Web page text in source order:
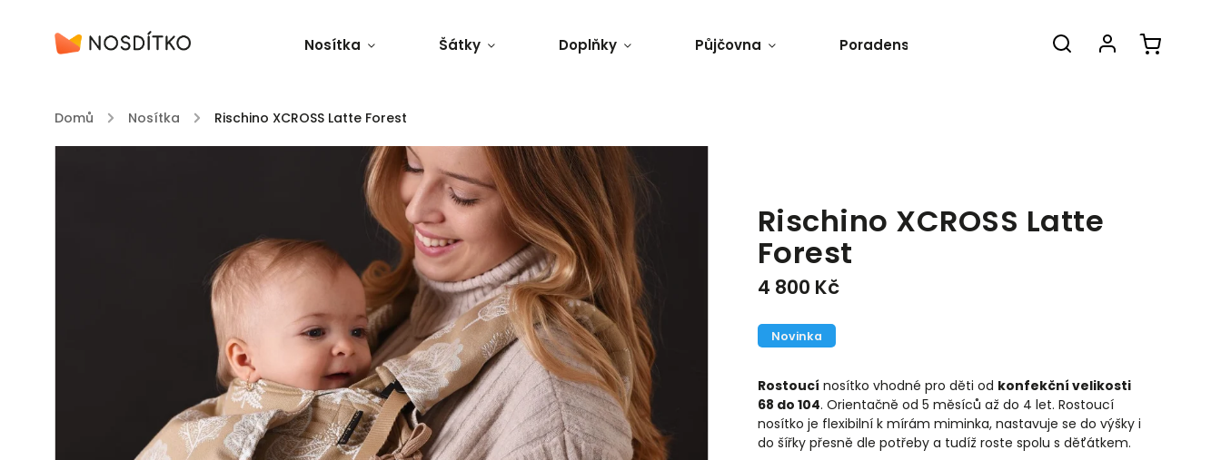
Nosítka Šátky Doplňky Půjčovna Poradenství O nás
Domů / Nosítka / Rischino XCROSS Latte Forest
Rischino XCROSS Latte
Forest
4 800 Kč
Rostoucí nosítko vhodné pro děti od konfekční velikosti
68 do 104. Orientačně od 5 měsíců až do 4 let. Rostoucí
nosítko je flexibilní k mírám miminka, nastavuje se do výšky i
do šířky přesně dle potřeby a tudíž roste spolu s děťátkem.
Novinka